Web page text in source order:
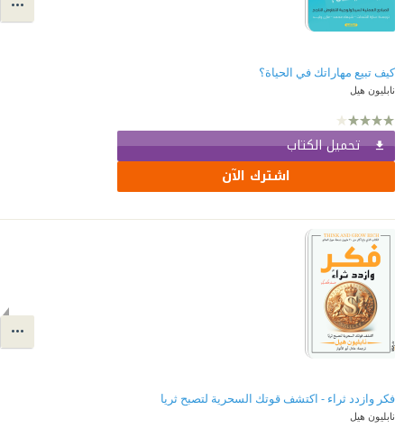
كيف تبيع مهاراتك في الحياة؟
نابليون هيل
تحميل الكتاب
اشترك الآن
فكر وازدد ثراء - اكتشف قوتك السحرية لتصبح ثريا
نابليون هيل